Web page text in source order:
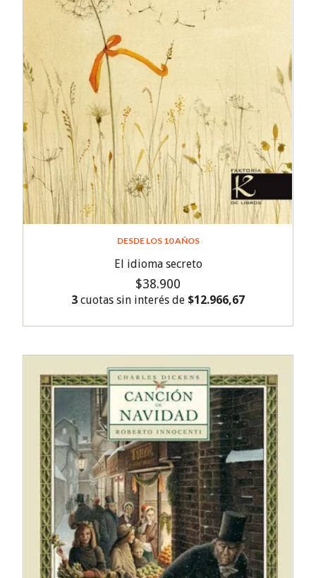
DESDE LOS 10 AÑOS
El idioma secreto
$38.900
3 cuotas sin interés de $12.966,67